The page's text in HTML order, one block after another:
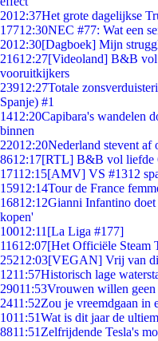
2012:37Het grote dagelijkse
17712:30NEC #77: Wat een
2012:30[Dagboek] Mijn
21612:27[Videoland] B&B vol
vooruitkijkers
23912:27Totale
Spanje) #1
1412:20Capibara's wandelen
binnen
22012:20Nederland stevent af
8612:17[RTL] B&B vol liefde
17112:15[AMV] VS #1312
15912:14Tour de France
16812:12Gianni Infantino doet
kopen'
10012:11 [La Liga #177]
11612:07[Het Officiële Steam
25212:03[VEGAN] Vrij van
1211:57Historisch lage
29011:53Vrouwen willen geen
2411:52Zou je vreemdgaan in
1011:51Wat is dit jaar de
8811:51 Zelfrijdende Tesla's